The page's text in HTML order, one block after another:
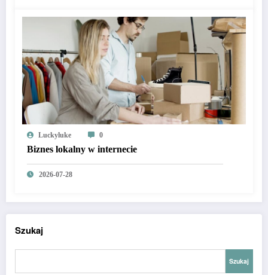
Luckyluke 0
Biznes lokalny w internecie
2026-07-28
Szukaj
Szukaj